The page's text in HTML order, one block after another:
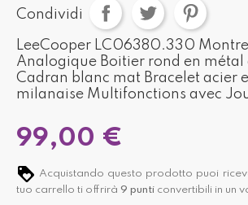
Condividi
LeeCooper LC06380.330
Analogique Boitier rond en métal
Cadran blanc mat Bracelet acier
milanaise Multifonctions avec
99,00 €
Acquistando questo prodotto puoi
tuo carrello ti offrirà 9 punti convertibili in un